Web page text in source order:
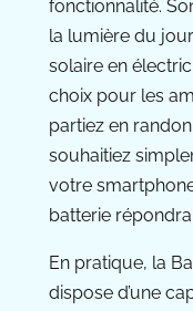
fonctionnalité.
la lumière du
solaire en
choix pour les
partiez en
souhaitiez
votre
batterie
En pratique, la
dispose d’une